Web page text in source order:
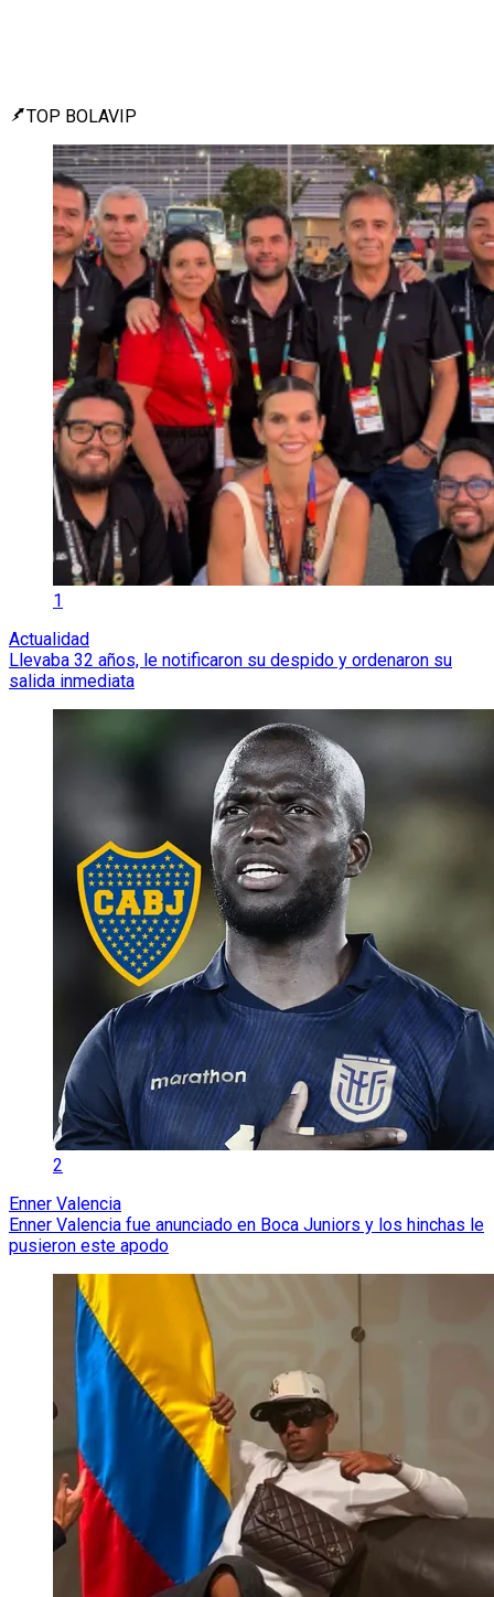
TOP BOLAVIP
1
Actualidad
Llevaba 32 años, le notificaron su despido y ordenaron su
salida inmediata
2
Enner Valencia
Enner Valencia fue anunciado en Boca Juniors y los hinchas le
pusieron este apodo